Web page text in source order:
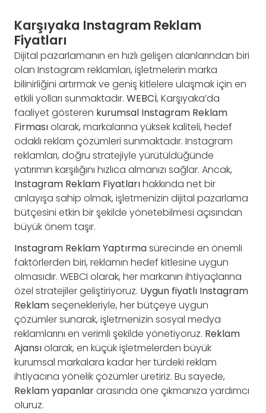
Karşıyaka Instagram Reklam
Fiyatları
Dijital pazarlamanın en hızlı gelişen alanlarından biri
olan Instagram reklamları, işletmelerin marka
bilinirliğini artırmak ve geniş kitlelere ulaşmak için en
etkili yolları sunmaktadır. WEBCİ, Karşıyaka’da
faaliyet gösteren kurumsal Instagram Reklam
Firmasıolarak, markalarına yüksek kaliteli, hedef
odaklı reklam çözümleri sunmaktadır. Instagram
reklamları, doğru stratejiyle yürütüldüğünde
yatırımın karşılığını hızlıca almanızı sağlar. Ancak,
Instagram Reklam Fiyatlarıhakkında net bir
anlayışa sahip olmak, işletmenizin dijital pazarlama
bütçesini etkin bir şekilde yönetebilmesi açısından
büyük önem taşır.
Instagram Reklam Yaptırmasürecinde en önemli
faktörlerden biri, reklamın hedef kitlesine uygun
olmasıdır. WEBCİ olarak, her markanın ihtiyaçlarına
özel stratejiler geliştiriyoruz. Uygun fiyatlı Instagram
Reklamseçenekleriyle, her bütçeye uygun
çözümler sunarak, işletmenizin sosyal medya
reklamlarını en verimli şekilde yönetiyoruz. Reklam
Ajansıolarak, en küçük işletmelerden büyük
kurumsal markalara kadar her türdeki reklam
ihtiyacına yönelik çözümler üretiriz. Bu sayede,
Reklam yapanlararasında öne çıkmanıza yardımcı
oluruz.